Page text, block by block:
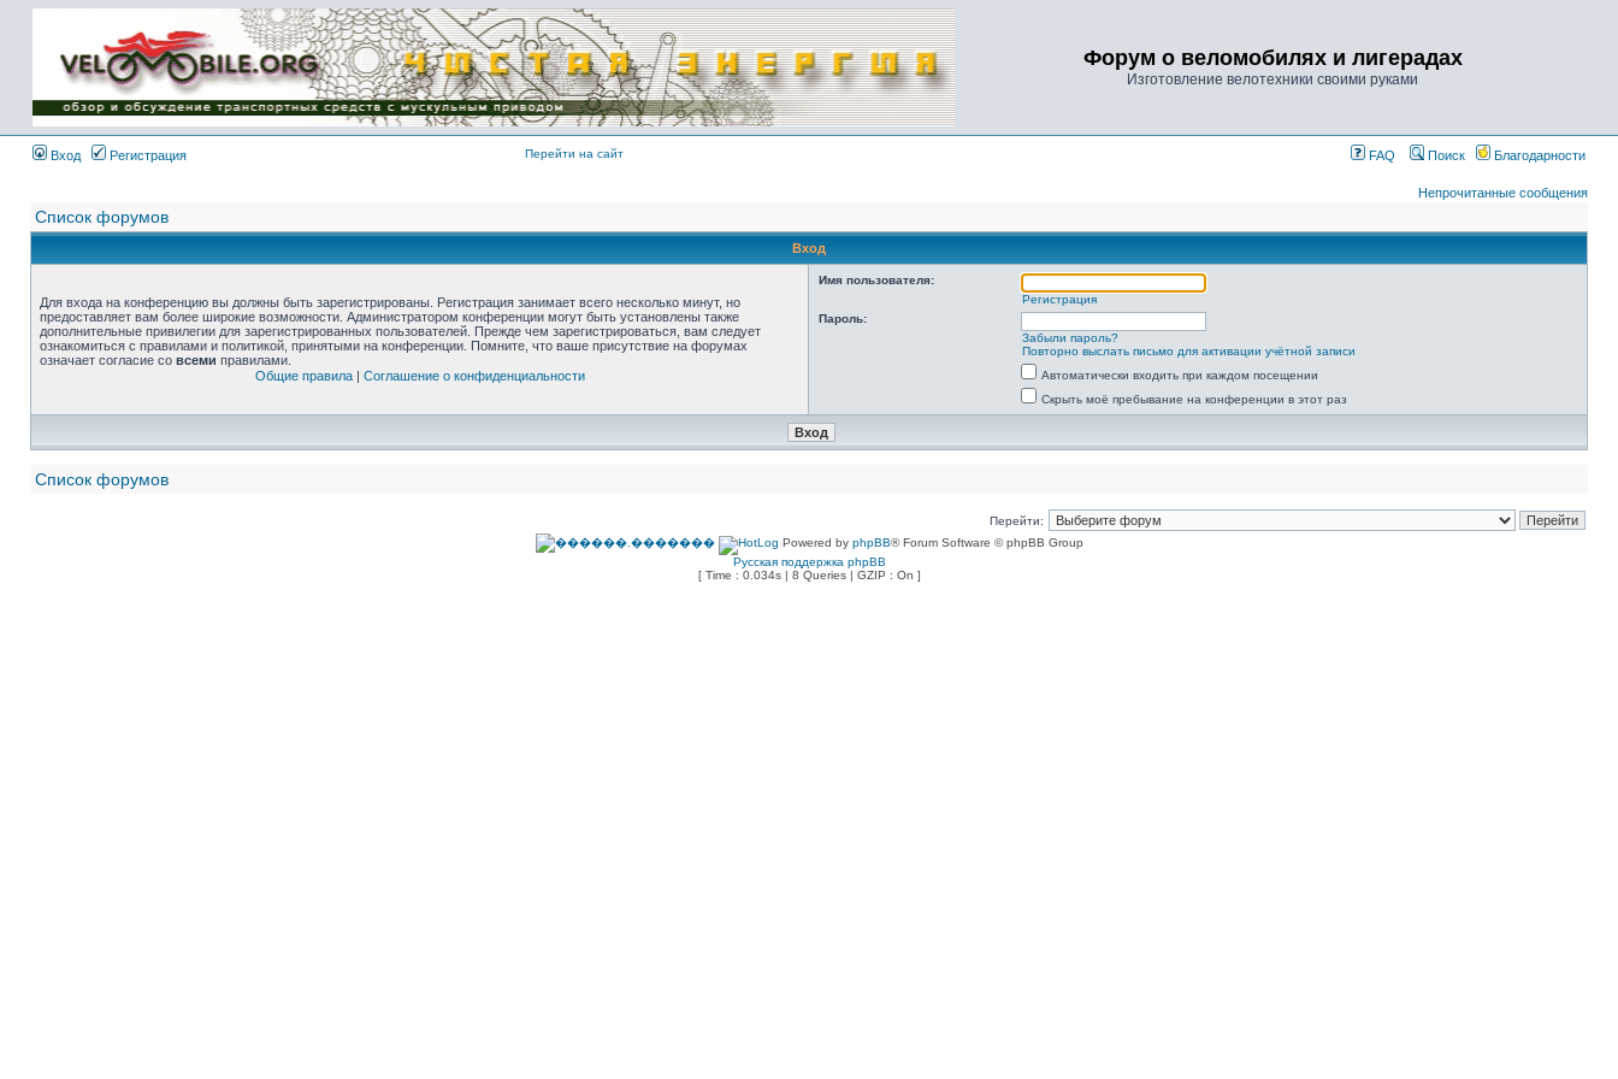
Форум о веломобилях и лигерадах
Изготовление велотехники своими руками
Вход Регистрация Перейти на сайт FAQ Поиск Благодарности
Непрочитанные сообщения
Список форумов
Вход
Для входа на конференцию вы должны быть зарегистрированы. Регистрация занимает всего несколько минут, но
предоставляет вам более широкие возможности. Администратором конференции могут быть установлены также
дополнительные привилегии для зарегистрированных пользователей. Прежде чем зарегистрироваться, вам следует
ознакомиться с правилами и политикой, принятыми на конференции. Помните, что ваше присутствие на форумах
означает согласие со всеми правилами.
Общие правила| Соглашение о конфиденциальности
Имя пользователя:
Регистрация
Пароль:
Забыли пароль?
Повторно выслать письмо для активации учётной записи
Автоматически входить при каждом посещении
Скрыть моё пребывание на конференции в этот раз
Список форумов
Перейти:
Powered by phpBB® Forum Software © phpBB Group
Русская поддержка phpBB
[ Time : 0.034s | 8 Queries | GZIP : On ]